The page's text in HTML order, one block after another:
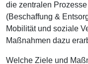
die zentralen
(Beschaffung &
Mobilität und soziale
Maßnahmen dazu
Welche Ziele und